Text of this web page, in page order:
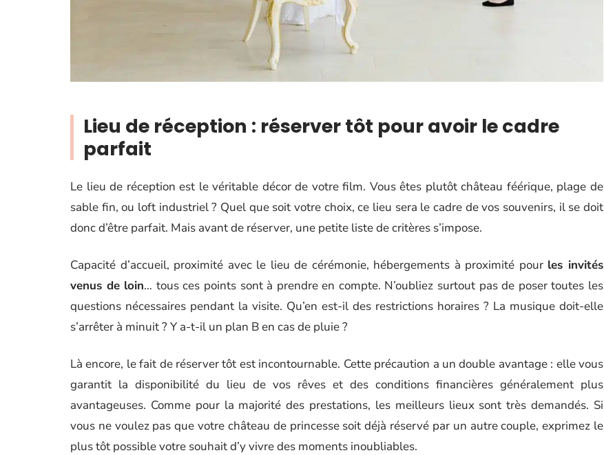
Lieu de réception : réserver tôt pour avoir le cadre
parfait
Le lieu de réception est le véritable décor de votre film. Vous êtes plutôt château féérique, plage de
sable fin, ou loft industriel ? Quel que soit votre choix, ce lieu sera le cadre de vos souvenirs, il se doit
donc d’être parfait. Mais avant de réserver, une petite liste de critères s’impose.
Capacité d’accueil, proximité avec le lieu de cérémonie, hébergements à proximité pour les invités
venus de loin… tous ces points sont à prendre en compte. N’oubliez surtout pas de poser toutes les
questions nécessaires pendant la visite. Qu’en est-il des restrictions horaires ? La musique doit-elle
s’arrêter à minuit ? Y a-t-il un plan B en cas de pluie ?
Là encore, le fait de réserver tôt est incontournable. Cette précaution a un double avantage : elle vous
garantit la disponibilité du lieu de vos rêves et des conditions financières généralement plus
avantageuses. Comme pour la majorité des prestations, les meilleurs lieux sont très demandés. Si
vous ne voulez pas que votre château de princesse soit déjà réservé par un autre couple, exprimez le
plus tôt possible votre souhait d’y vivre des moments inoubliables.